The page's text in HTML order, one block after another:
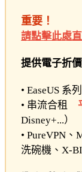
重要！
請點擊此處
提供電子折
• EaseUS 系
• 串流合租
Disney+...）
• PureVPN、
洗碗機、X-